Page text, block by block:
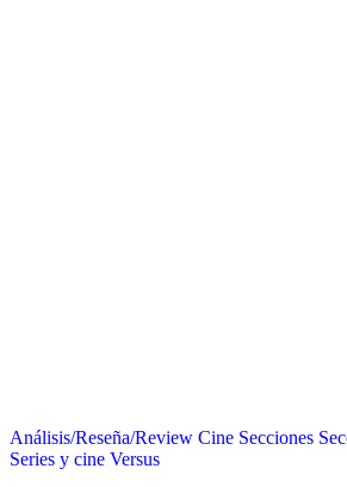
Análisis/Reseña/Review Cine Secciones
Series y cine Versus